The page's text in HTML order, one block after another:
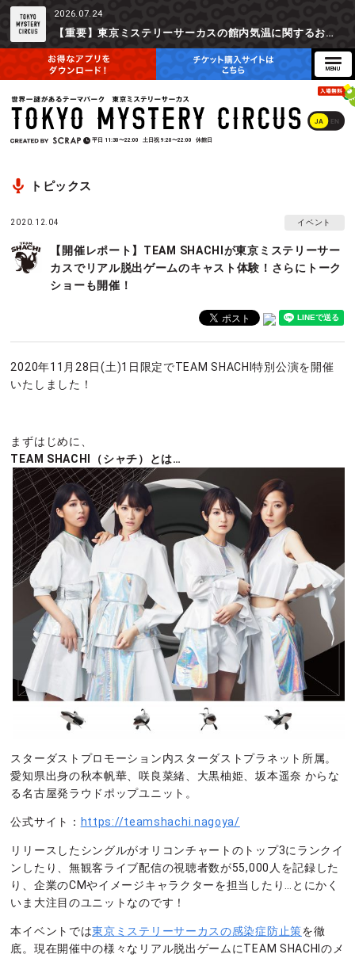
2026.07.24
【重要】東京ミステリーサーカスの館内気温に関するお詫びとご参加辞退時の返金対応について
JA EN
平日 11:30〜22:00 土日祝 9:20〜22:00 休館日
トピックス
2020.12.04 イベント
【開催レポート】TEAM SHACHIが東京ミステリーサー
カスでリアル脱出ゲームのキャスト体験！さらにトーク
ショーも開催！
2020年11月28日(土)1日限定でTEAM SHACHI特別公演を開催
いたしました！
まずはじめに、
TEAM SHACHI（シャチ）とは…
スターダストプロモーション内スターダストプラネット所属。
愛知県出身の秋本帆華、咲良菜緒、大黒柚姫、坂本遥奈 からな
る名古屋発ラウドポップユニット。
公式サイト： https://teamshachi.nagoya/
リリースしたシングルがオリコンチャートのトップ3にランクイ
ンしたり、無観客ライブ配信の視聴者数が55,000人を記録した
り、企業のCMやイメージキャラクターを担当したり…とにかく
いま大注目のユニットなのです！
本イベントでは東京ミステリーサーカスの感染症防止策を徹
底。現在開催中の様々なリアル脱出ゲームにTEAM SHACHIのメ